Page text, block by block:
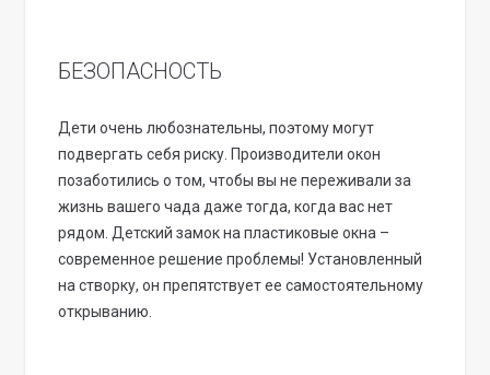
БЕЗОПАСНОСТЬ
Дети очень любознательны, поэтому могут
подвергать себя риску. Производители окон
позаботились о том, чтобы вы не переживали за
жизнь вашего чада даже тогда, когда вас нет
рядом. Детский замок на пластиковые окна –
современное решение проблемы! Установленный
на створку, он препятствует ее самостоятельному
открыванию.